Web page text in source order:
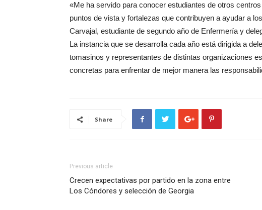
«Me ha servido para conocer estudiantes de otros
puntos de vista y fortalezas que contribuyen a ayudar a
Carvajal, estudiante de segundo año de Enfermería y
La instancia que se desarrolla cada año está dirigida a
tomasinos y representantes de distintas organizaciones
concretas para enfrentar de mejor manera las
Share
Previous article
Crecen expectativas por partido en la zona entre
Los Cóndores y selección de Georgia